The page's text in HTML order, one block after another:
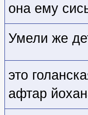
она ему
Умели же
это
афтар